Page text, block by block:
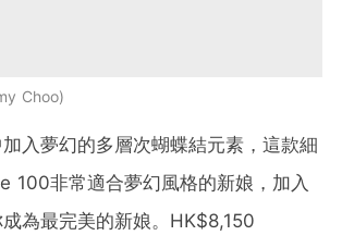
Choo
入夢幻的多層次蝴蝶結元素，這款細
100非常適合夢幻風格的新娘，加入
為最完美的新娘。HK$8,150